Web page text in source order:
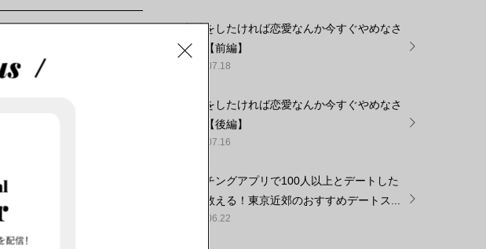
彼に突然フラ
恋愛をしたければ恋愛なんか今すぐやめなさ
い！【前編】
2022.07.18
恋愛をしたければ恋愛なんか今すぐやめなさ
い！【後編】
2022.07.16
マッチングアプリで100人以上とデートした
女が教える！東京近郊のおすすめデートス...
2022.06.22